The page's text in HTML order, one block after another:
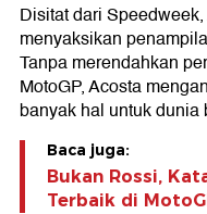
Disitat dari
menyaksikan
Tanpa merendahkan
MotoGP, Acosta
banyak hal untuk dunia
Baca juga:
Bukan Rossi,
Terbaik di